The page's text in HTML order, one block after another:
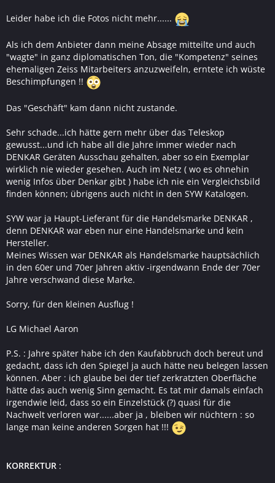
Leider habe ich die Fotos nicht mehr......
Als ich dem Anbieter dann meine Absage mitteilte und auch
"wagte" in ganz diplomatischen Ton, die "Kompetenz" seines
ehemaligen Zeiss Mitarbeiters anzuzweifeln, erntete ich wüste
Beschimpfungen !!
Das "Geschäft" kam dann nicht zustande.
Sehr schade...ich hätte gern mehr über das Teleskop
gewusst...und ich habe all die Jahre immer wieder nach
DENKAR Geräten Ausschau gehalten, aber so ein Exemplar
wirklich nie wieder gesehen. Auch im Netz ( wo es ohnehin
wenig Infos über Denkar gibt ) habe ich nie ein Vergleichsbild
finden können; übrigens auch nicht in den SYW Katalogen.
SYW war ja Haupt-Lieferant für die Handelsmarke DENKAR ,
denn DENKAR war eben nur eine Handelsmarke und kein
Hersteller.
Meines Wissen war DENKAR als Handelsmarke hauptsächlich
in den 60er und 70er Jahren aktiv -irgendwann Ende der 70er
Jahre verschwand diese Marke.
Sorry, für den kleinen Ausflug !
LG Michael Aaron
P.S. : Jahre später habe ich den Kaufabbruch doch bereut und
gedacht, dass ich den Spiegel ja auch hätte neu belegen lassen
können. Aber : ich glaube bei der tief zerkratzten Oberfläche
hätte das auch wenig Sinn gemacht. Es tat mir damals einfach
irgendwie leid, dass so ein Einzelstück (?) quasi für die
Nachwelt verloren war......aber ja , bleiben wir nüchtern : so
lange man keine anderen Sorgen hat !!!
KORREKTUR :